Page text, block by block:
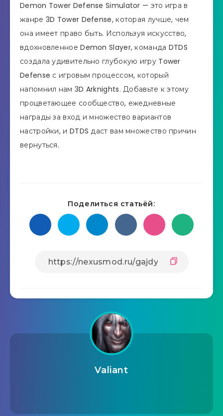
Demon Tower Defense Simulator — это игра в
жанре 3D Tower Defense, которая лучше, чем
она имеет право быть. Используя искусство,
вдохновленное Demon Slayer, команда DTDS
создала удивительно глубокую игру Tower
Defense с игровым процессом, который
напомнил нам 3D Arknights. Добавьте к этому
процветающее сообщество, ежедневные
награды за вход и множество вариантов
настройки, и DTDS даст вам множество причин
вернуться.
Поделиться статьёй:
Valiant